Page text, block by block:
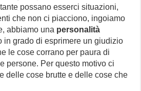
possano esserci situazioni,
che non ci piacciono, ingoiamo
abbiamo una personalità
in grado di esprimere un giudizio
le cose corrano per paura di
persone. Per questo motivo ci
delle cose brutte e delle cose che